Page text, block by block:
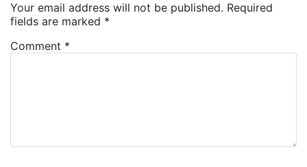
Your email address will not be published. Required
fields are marked *
Comment *